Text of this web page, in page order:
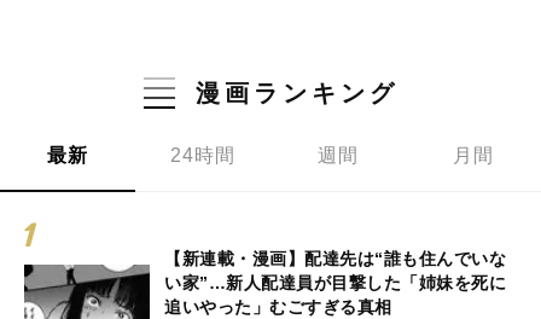
漫画ランキング
最新 24時間 週間 月間
【新連載・漫画】配達先は“誰も住んでいな
い家”…新人配達員が目撃した「姉妹を死に
追いやった」むごすぎる真相